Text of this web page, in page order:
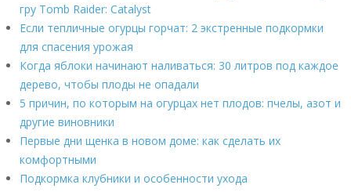
гру Tomb Raider: Catalyst
Если тепличные огурцы горчат: 2 экстренные подкормки
для спасения урожая
Когда яблоки начинают наливаться: 30 литров под каждое
дерево, чтобы плоды не опадали
5 причин, по которым на огурцах нет плодов: пчелы, азот и
другие виновники
Первые дни щенка в новом доме: как сделать их
комфортными
Подкормка клубники и особенности ухода